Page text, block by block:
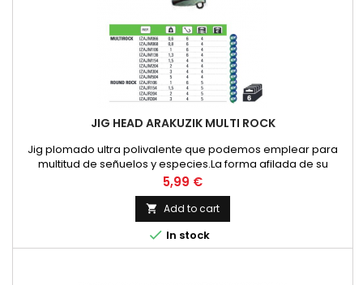
JIG HEAD ARAKUZIK MULTI ROCK
Jig plomado ultra polivalente que podemos emplear para
multitud de señuelos y especies.La forma afilada de su
cabeza y la curva redondeada de su anzuelo nos ayudan a
manejar muy fácil cualquier vinilo y clavar y pelear con
cualquier tipo de pez
Price
5,99 €
 Add to cart
 In stock